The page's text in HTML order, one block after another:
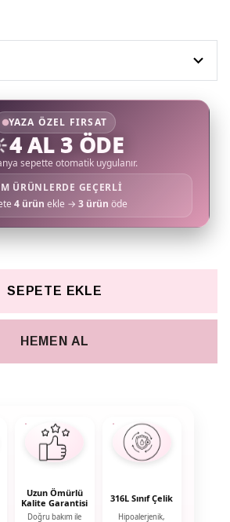
YAZA ÖZEL FIRSAT
4 AL 3 ÖDE
sepette otomatik uygulanır.
ÜRÜNLERDE GEÇERLİ
4 ürün ekle →3 ürün öde
SEPETE EKLE
HEMEN AL
Uzun Ömürlü
Kalite Garantisi
Doğru bakım ile
316L Sınıf Çelik
Hipoalerjenik,